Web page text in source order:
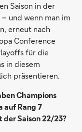
Saison in der
und wenn man im
erneut nach
Conference
für die
in diesem
präsentieren.
Champions
auf Rang 7
Saison 22/23?